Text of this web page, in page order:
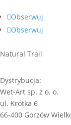
Obserwuj
Obserwuj
Natural Trail
Dystrybucja:
Wet-Art sp. z o. o.
ul. Krótka 6
66-400 Gorzów